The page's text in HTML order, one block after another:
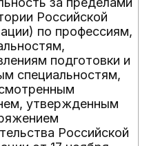
Российской
по профессиям,
подготовки и
специальностям,
утвержденным
Российской